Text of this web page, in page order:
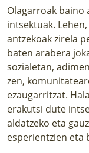
Olagarroak baino
intsektuak.
antzekoak zirela
baten arabera
sozialetan,
zen,
ezaugarritzat.
erakutsi dute
aldatzeko eta
esperientzien eta